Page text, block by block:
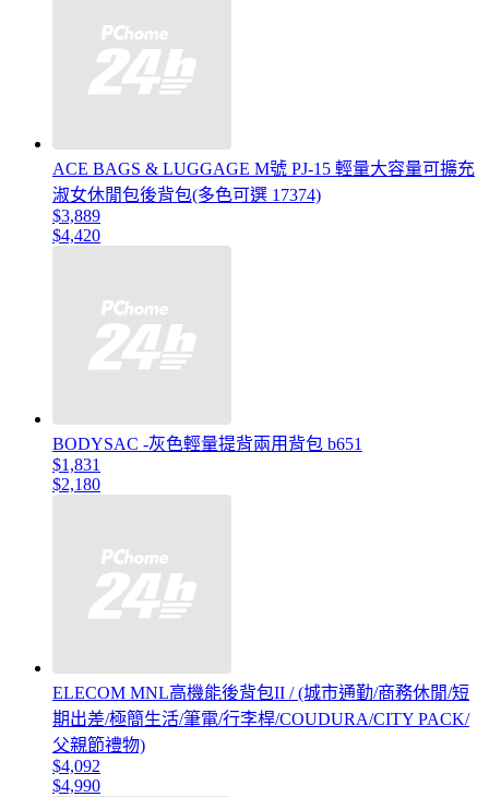
ACE BAGS & LUGGAGE M號 PJ-15 輕量大容量可擴充
淑女休閒包後背包(多色可選 17374)
$3,889
$4,420
BODYSAC -灰色輕量提背兩用背包 b651
$1,831
$2,180
ELECOM MNL高機能後背包II / (城市通勤/商務休閒/短
期出差/極簡生活/筆電/行李桿/COUDURA/CITY PACK/
父親節禮物)
$4,092
$4,990